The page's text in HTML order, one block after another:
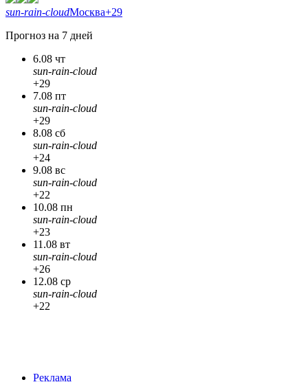
sun-rain-cloudМосква+29
Прогноз на 7 дней
6.08 чт
sun-rain-cloud
+29
7.08 пт
sun-rain-cloud
+29
8.08 сб
sun-rain-cloud
+24
9.08 вс
sun-rain-cloud
+22
10.08 пн
sun-rain-cloud
+23
11.08 вт
sun-rain-cloud
+26
12.08 ср
sun-rain-cloud
+22
Реклама